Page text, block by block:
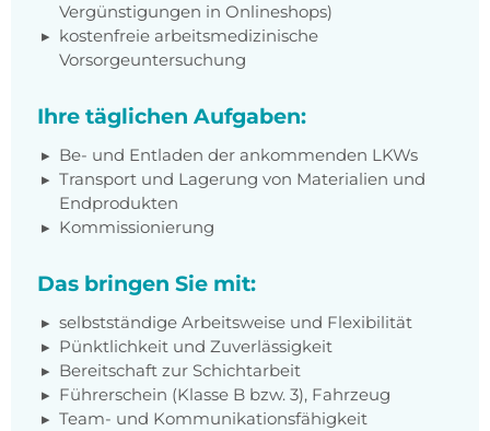
Vergünstigungen in Onlineshops)
kostenfreie arbeitsmedizinische
Vorsorgeuntersuchung
Ihre täglichen Aufgaben:
Be- und Entladen der ankommenden LKWs
Transport und Lagerung von Materialien und
Endprodukten
Kommissionierung
Das bringen Sie mit:
selbstständige Arbeitsweise und Flexibilität
Pünktlichkeit und Zuverlässigkeit
Bereitschaft zur Schichtarbeit
Führerschein (Klasse B bzw. 3), Fahrzeug
Team- und Kommunikationsfähigkeit